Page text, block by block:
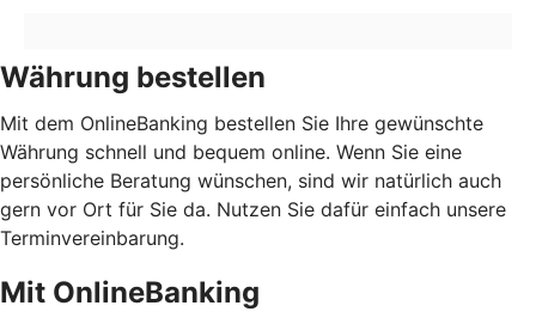
Währung bestellen
Mit dem OnlineBanking bestellen Sie Ihre gewünschte
Währung schnell und bequem online. Wenn Sie eine
persönliche Beratung wünschen, sind wir natürlich auch
gern vor Ort für Sie da. Nutzen Sie dafür einfach unsere
Terminvereinbarung.
Mit OnlineBanking